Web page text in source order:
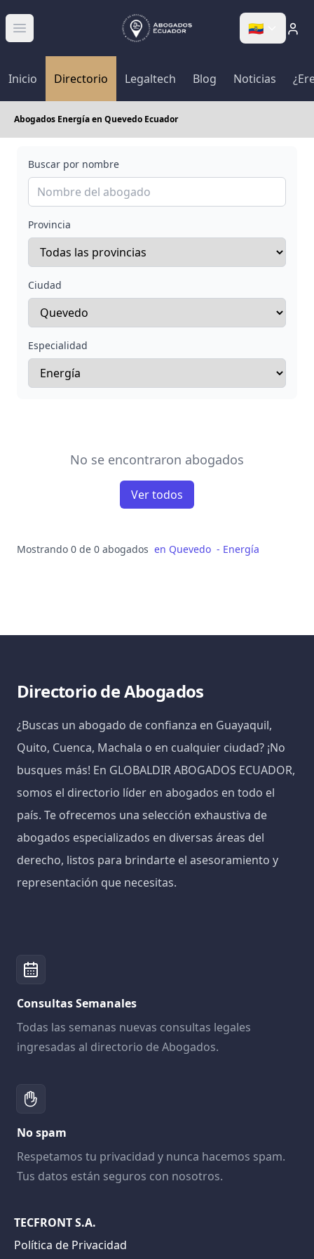
Abrir menú 🇪🇨
Inicio Directorio Legaltech Blog Noticias
Abogados Energía en Quevedo Ecuador
Buscar por nombre
Provincia
Ciudad
Especialidad
No se encontraron abogados
Ver todos
Mostrando 0 de 0 abogados en Quevedo - Energía
Directorio de Abogados
¿Buscas un abogado de confianza en Guayaquil,
Quito, Cuenca, Machala o en cualquier ciudad? ¡No
busques más! En GLOBALDIR ABOGADOS ECUADOR,
somos el directorio líder en abogados en todo el
país. Te ofrecemos una selección exhaustiva de
abogados especializados en diversas áreas del
derecho, listos para brindarte el asesoramiento y
representación que necesitas.
Consultas Semanales
Todas las semanas nuevas consultas legales
ingresadas al directorio de Abogados.
No spam
Respetamos tu privacidad y nunca hacemos spam.
Tus datos están seguros con nosotros.
TECFRONT S.A.
Política de Privacidad